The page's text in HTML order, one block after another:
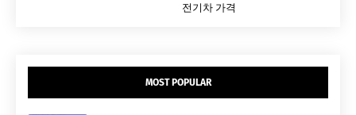
전기차 가격
MOST POPULAR